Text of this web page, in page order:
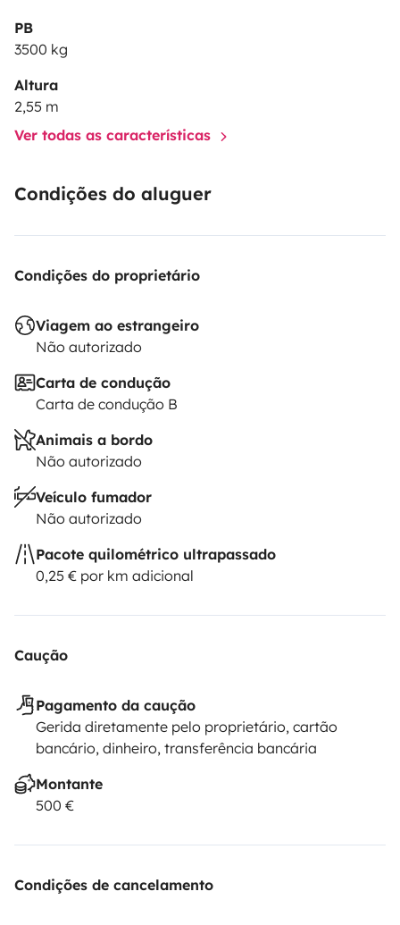
PB
3500 kg
Altura
2,55 m
Ver todas as características
Condições do aluguer
Condições do proprietário
Viagem ao estrangeiro
Não autorizado
Carta de condução
Carta de condução B
Animais a bordo
Não autorizado
Veículo fumador
Não autorizado
Pacote quilométrico ultrapassado
0,25 € por km adicional
Caução
Pagamento da caução
Gerida diretamente pelo proprietário, cartão
bancário, dinheiro, transferência bancária
Montante
500 €
Condições de cancelamento